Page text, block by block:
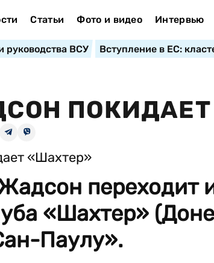
Статьи Фото и видео Интервью
руководства ВСУ Вступление в ЕС:
переходит
«Шахтер»
Паулу».